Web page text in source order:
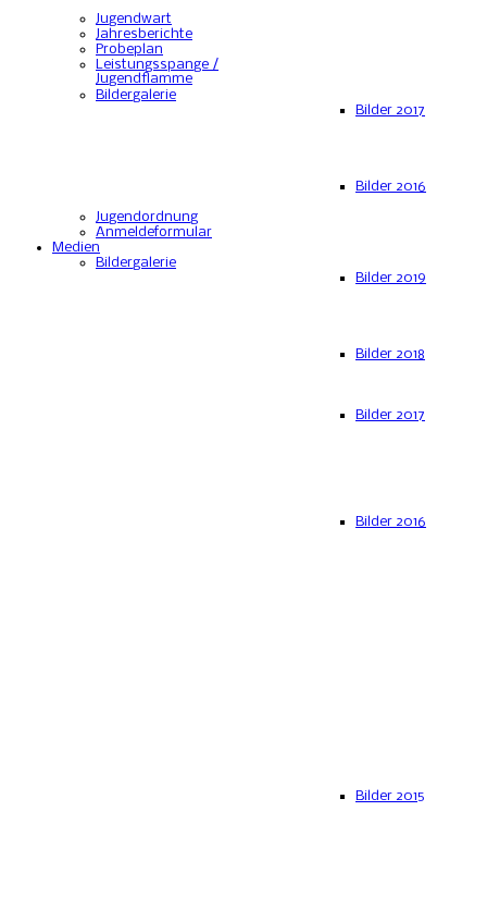
Jugendwart
Jahresberichte
Probeplan
Leistungsspange /
Jugendflamme
Bildergalerie
Bilder 2017
Bilder 2016
Jugendordnung
Anmeldeformular
Medien
Bildergalerie
Bilder 2019
Bilder 2018
Bilder 2017
Bilder 2016
Bilder 2015